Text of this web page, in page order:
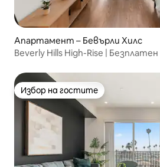
Апартамент – Бевърли Хилс
Beverly Hills High-Rise |
Избор на гостите
Избор на гостите